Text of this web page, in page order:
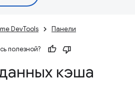
DevTools Панели
полезной?
кэша